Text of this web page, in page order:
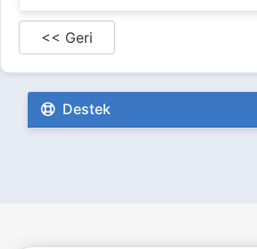
<< Geri
Destek